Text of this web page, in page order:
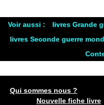
Voir aussi : livres Grande
livres Seconde guerre
Qui sommes nous ?
Nouvelle fiche livre